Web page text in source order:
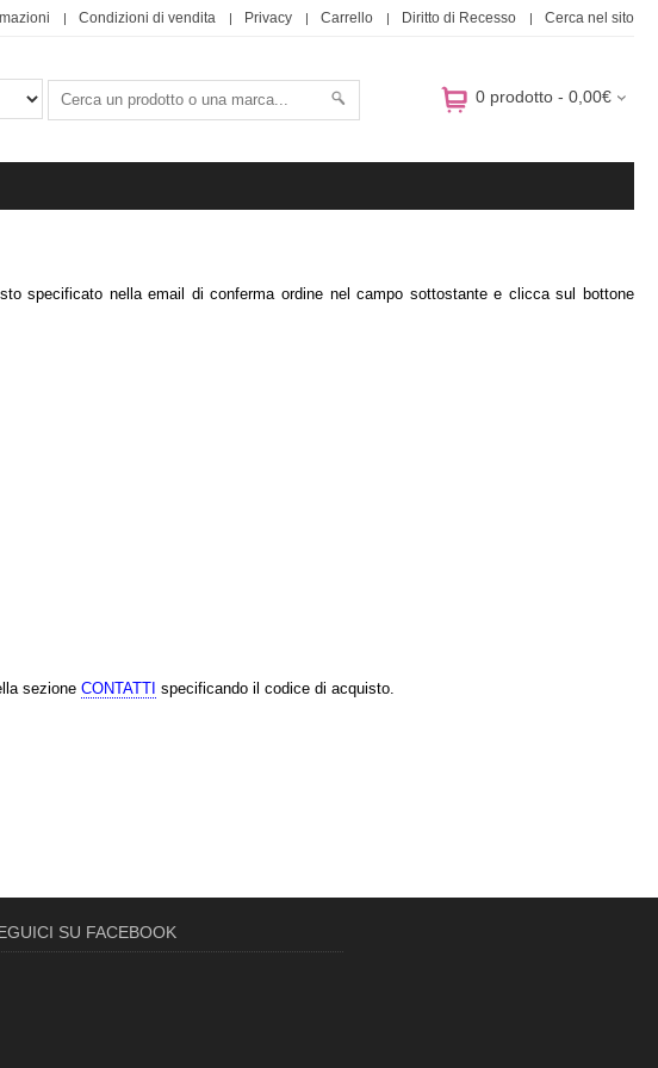
Condizioni di vendita Privacy Carrello Diritto di Recesso Cerca nel sito
0 prodotto - 0,00€
specificato nella email di conferma ordine nel campo sottostante e clicca sul bottone
sezione CONTATTI specificando il codice di acquisto.
SU FACEBOOK